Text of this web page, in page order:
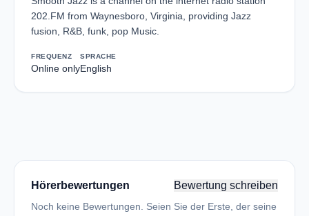
202.FM from Waynesboro, Virginia, providing Jazz
fusion, R&B, funk, pop Music.
FREQUENZ
Online only
SPRACHE
English
Hörerbewertungen Bewertung schreiben
Noch keine Bewertungen. Seien Sie der Erste, der seine